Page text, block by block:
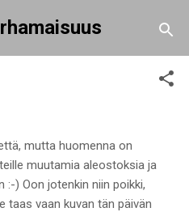
mutta huomenna on
muutamia aleostoksia ja
) Oon jotenkin niin poikki,
taas vaan kuvan tän päivän